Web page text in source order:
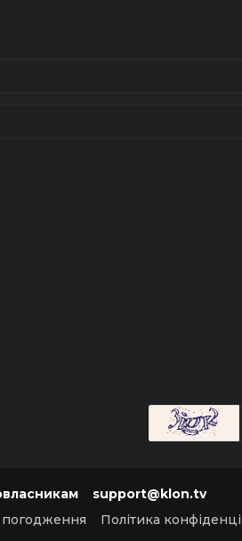
support@klon.tv
погодження Політика